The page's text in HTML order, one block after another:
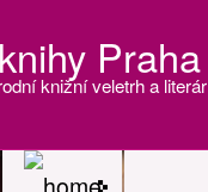
knižní veletrh a